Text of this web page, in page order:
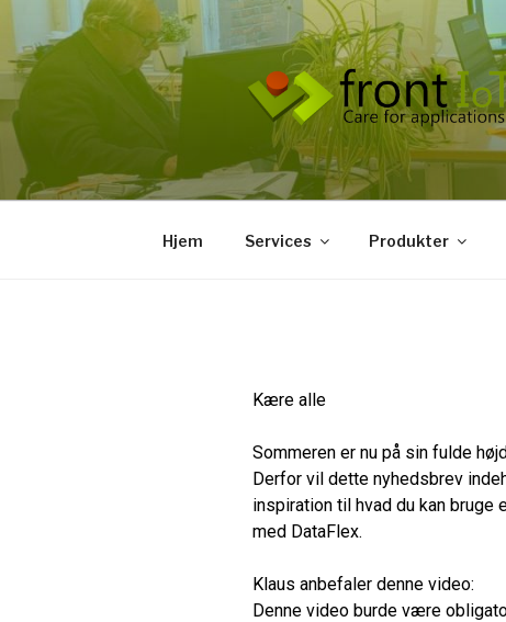
Hjem Services Produkter
Kære alle
Sommeren er nu på sin fulde
Derfor vil dette nyhedsbrev
inspiration til hvad du kan
med DataFlex.
Klaus anbefaler denne video:
Denne video burde være